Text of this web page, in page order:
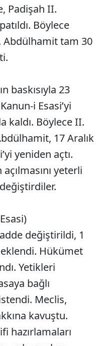
Padişah II.
Böylece
Abdülhamit tam 30
baskısıyla 23
i Esasi’yi
kaldı. Böylece II.
17 Aralık
yeniden açtı.
yeterli
değiştirildi, 1
eklendi. Hükümet
Yetikleri
bağlı
Meclis,
kavuştu.
hazırlamaları